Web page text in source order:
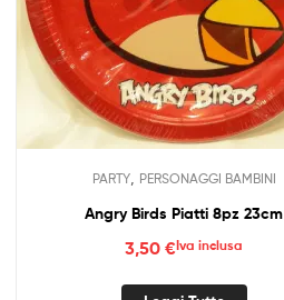
PARTY, PERSONAGGI BAMBINI
Angry Birds Piatti 8pz 23cm
3,50 €Iva inclusa